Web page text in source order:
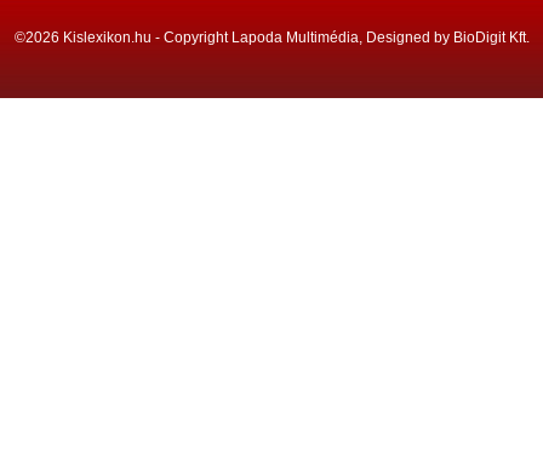
©2026 Kislexikon.hu - Copyright Lapoda Multimédia, Designed by BioDigit Kft.